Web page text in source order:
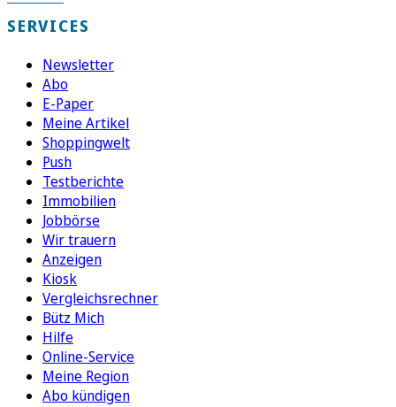
SERVICES
Newsletter
Abo
E-Paper
Meine Artikel
Shoppingwelt
Push
Testberichte
Immobilien
Jobbörse
Wir trauern
Anzeigen
Kiosk
Vergleichsrechner
Bütz Mich
Hilfe
Online-Service
Meine Region
Abo kündigen